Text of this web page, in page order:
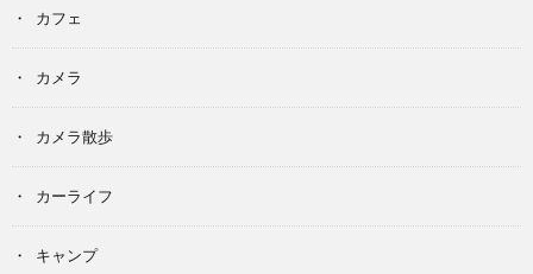
カフェ
カメラ
カメラ散歩
カーライフ
キャンプ